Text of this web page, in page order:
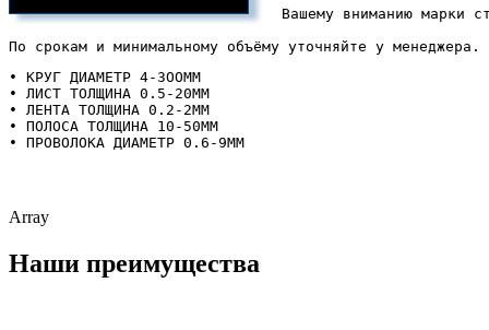
Вашему вниманию марки
По срокам и минимальному объёму уточняйте у менеджера.
• КРУГ ДИАМЕТР 4-ЗООММ
• ЛИСТ ТОЛЩИНА 0.5-20ММ
• ЛЕНТА ТОЛЩИНА 0.2-2ММ
• ПОЛОСА ТОЛЩИНА 10-50ММ
• ПРОВОЛОКА ДИАМЕТР 0.6-9ММ
Array
Наши преимущества